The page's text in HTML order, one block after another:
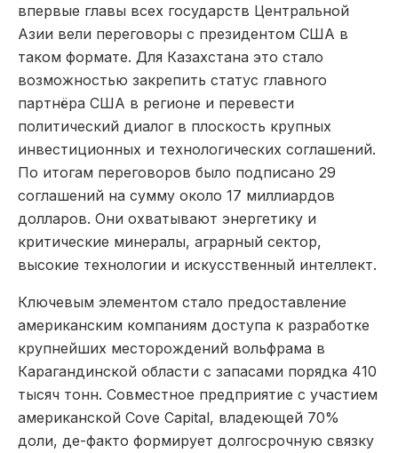
впервые главы всех государств Центральной
Азии вели переговоры с президентом США в
таком формате. Для Казахстана это стало
возможностью закрепить статус главного
партнёра США в регионе и перевести
политический диалог в плоскость крупных
инвестиционных и технологических соглашений.
По итогам переговоров было подписано 29
соглашений на сумму около 17 миллиардов
долларов. Они охватывают энергетику и
критические минералы, аграрный сектор,
высокие технологии и искусственный интеллект.
Ключевым элементом стало предоставление
американским компаниям доступа к разработке
крупнейших месторождений вольфрама в
Карагандинской области с запасами порядка 410
тысяч тонн. Совместное предприятие с участием
американской Cove Capital, владеющей 70%
доли, де-факто формирует долгосрочную связку